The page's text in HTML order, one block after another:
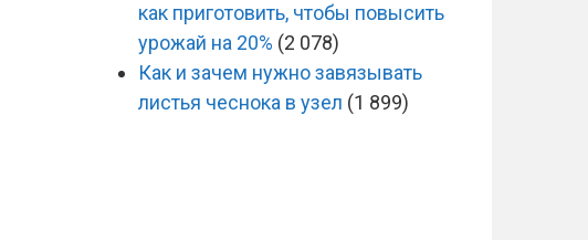
как приготовить, чтобы повысить
урожай на 20% (2 078)
Как и зачем нужно завязывать
листья чеснока в узел (1 899)